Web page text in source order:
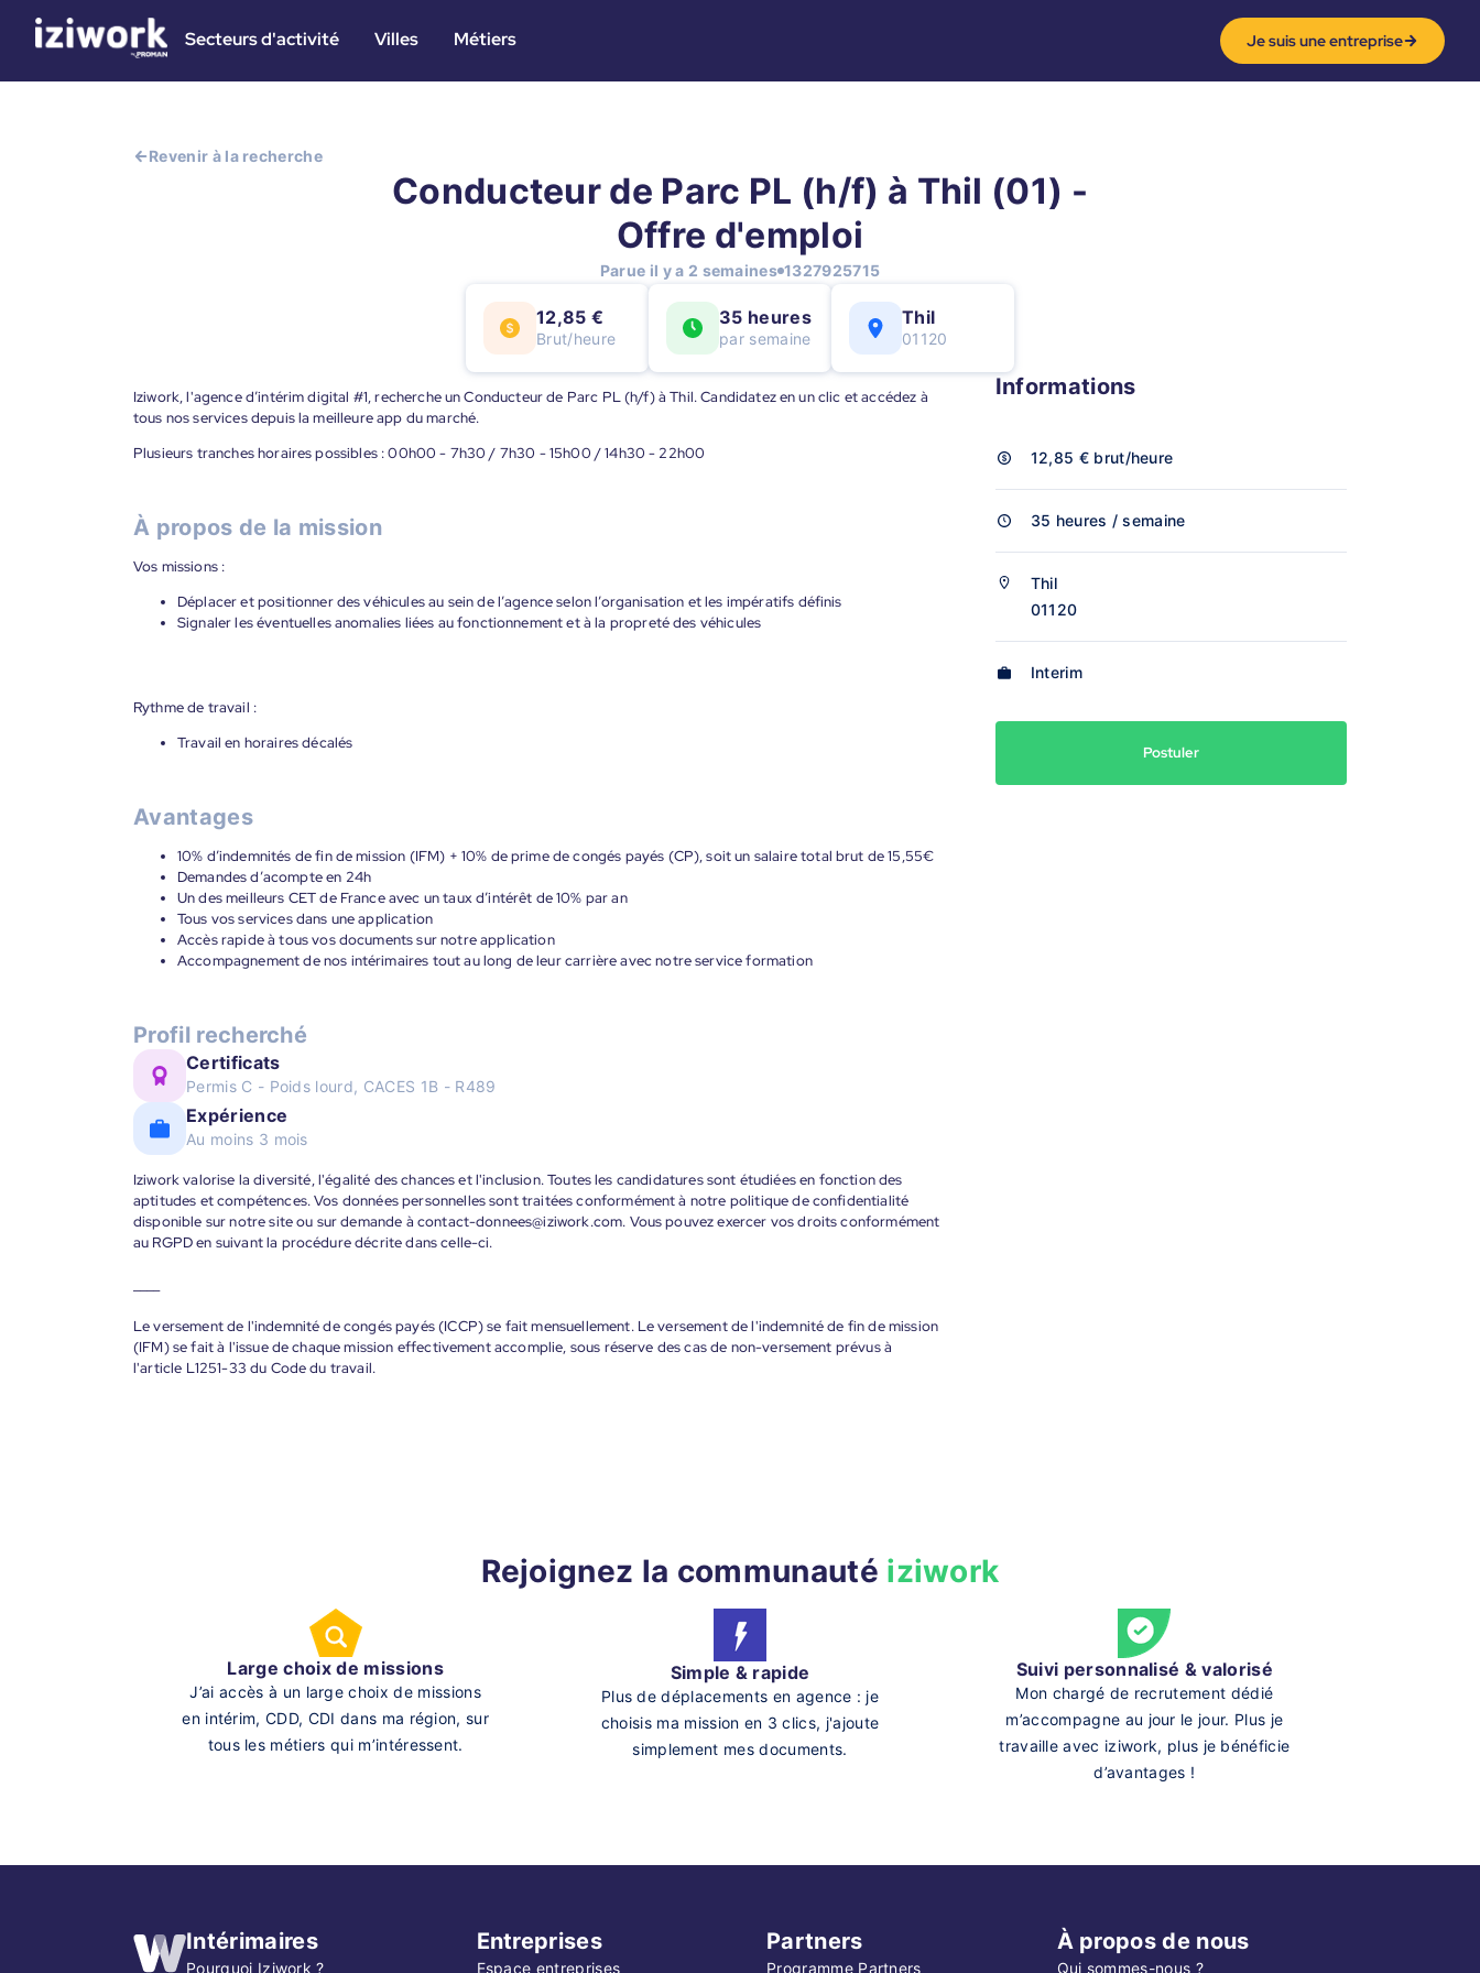
Secteurs d'activité Villes Métiers Je suis une entreprise
Revenir à la recherche
Conducteur de Parc PL (h/f) à Thil (01) -
Offre d'emploi
Parue il y a 2 semaines 1327925715
12,85 €
Brut/heure
35 heures
par semaine
Thil
01120
Iziwork, l'agence d’intérim digital #1, recherche un Conducteur de Parc PL (h/f) à Thil. Candidatez en un clic et accédez à
tous nos services depuis la meilleure app du marché.
Plusieurs tranches horaires possibles : 00h00 - 7h30 / 7h30 - 15h00 / 14h30 - 22h00
À propos de la mission
Vos missions :
Déplacer et positionner des véhicules au sein de l’agence selon l’organisation et les impératifs définis
Signaler les éventuelles anomalies liées au fonctionnement et à la propreté des véhicules
Rythme de travail :
Travail en horaires décalés
Avantages
10% d’indemnités de fin de mission (IFM) + 10% de prime de congés payés (CP), soit un salaire total brut de 15,55€
Demandes d’acompte en 24h
Un des meilleurs CET de France avec un taux d’intérêt de 10% par an
Tous vos services dans une application
Accès rapide à tous vos documents sur notre application
Accompagnement de nos intérimaires tout au long de leur carrière avec notre service formation
Profil recherché
Certificats
Permis C - Poids lourd, CACES 1B - R489
Expérience
Au moins 3 mois
Iziwork valorise la diversité, l'égalité des chances et l'inclusion. Toutes les candidatures sont étudiées en fonction des
aptitudes et compétences. Vos données personnelles sont traitées conformément à notre politique de confidentialité
disponible sur notre site ou sur demande à contact-donnees@iziwork.com. Vous pouvez exercer vos droits conformément
au RGPD en suivant la procédure décrite dans celle-ci.
Le versement de l'indemnité de congés payés (ICCP) se fait mensuellement. Le versement de l'indemnité de fin de mission
(IFM) se fait à l'issue de chaque mission effectivement accomplie, sous réserve des cas de non-versement prévus à
l'article L1251-33 du Code du travail.
Informations
12,85 € brut/heure
35 heures / semaine
Thil
01120
Interim
Postuler
Rejoignez la communauté iziwork
Large choix de missions
J’ai accès à un large choix de missions
en intérim, CDD, CDI dans ma région, sur
tous les métiers qui m’intéressent.
Simple & rapide
Plus de déplacements en agence : je
choisis ma mission en 3 clics, j'ajoute
simplement mes documents.
Suivi personnalisé & valorisé
Mon chargé de recrutement dédié
m’accompagne au jour le jour. Plus je
travaille avec iziwork, plus je bénéficie
d’avantages !
Intérimaires
Pourquoi Iziwork ?
Entreprises
Espace entreprises
Partners
Programme Partners
À propos de nous
Qui sommes-nous ?